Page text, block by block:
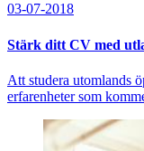
03-07-2018
Stärk ditt CV med
Att studera utomlands
erfarenheter som